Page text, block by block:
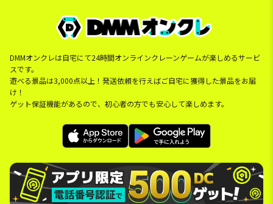
DMMオンクレは自宅にて24時間オンラインクレーンゲームが楽しめるサービ
スです。
遊べる景品は3,000点以上！発送依頼を行えばご自宅に獲得した景品をお届
け！
ゲット保証機能があるので、初心者の方でも安心して楽しめます。